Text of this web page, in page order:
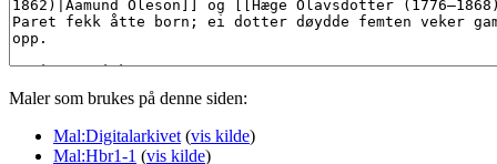
Maler som brukes på denne siden:
Mal:Digitalarkivet (vis kilde)
Mal:Hbr1-1 (vis kilde)